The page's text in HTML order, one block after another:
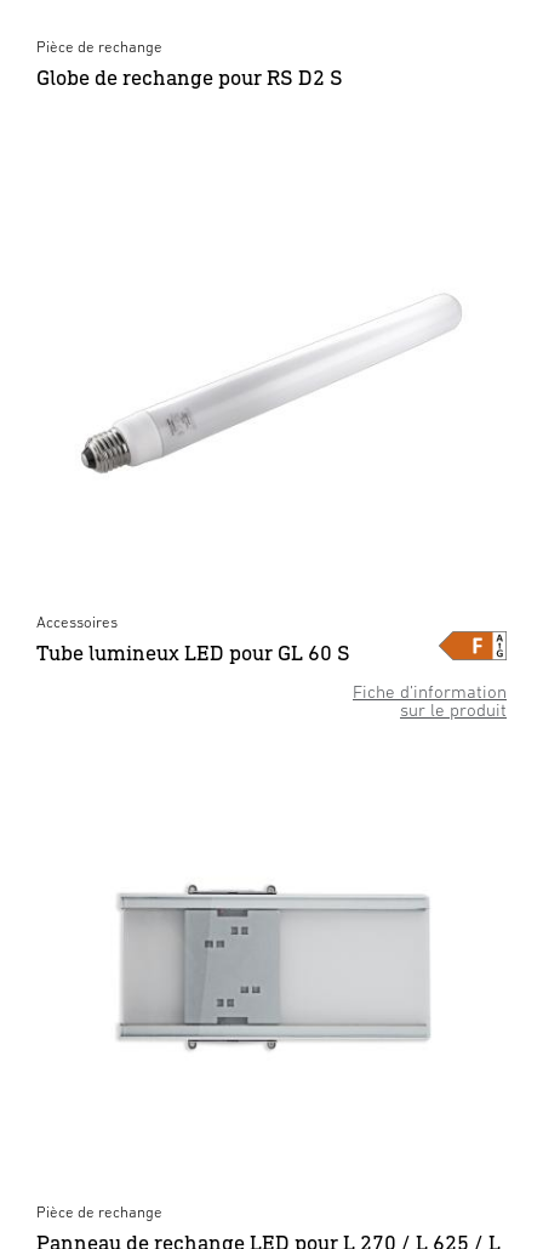
Pièce de rechange
Globe de rechange pour RS D2 S
Fiche d’information
sur le produit
Accessoires
Tube lumineux LED pour GL 60 S
Pièce de rechange
Panneau de rechange LED pour L 270 / L 625 / L